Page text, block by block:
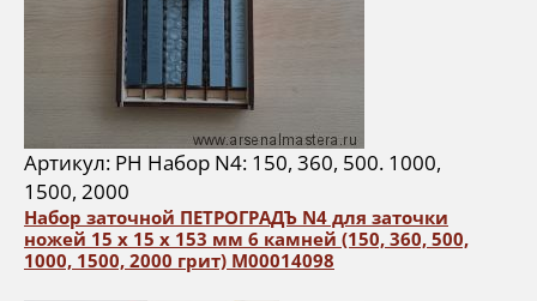
Артикул: РН Набор N4: 150, 360, 500. 1000,
1500, 2000
Набор заточной ПЕТРОГРАДЪ N4 для заточки
ножей 15 х 15 х 153 мм 6 камней (150, 360, 500,
1000, 1500, 2000 грит) М00014098